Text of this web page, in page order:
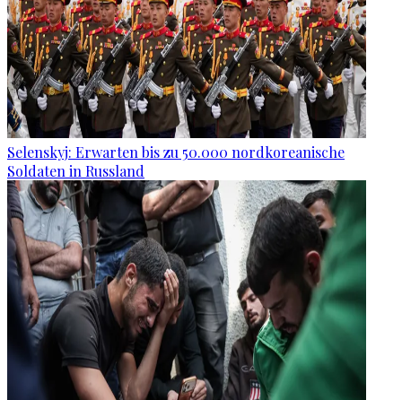
Selenskyj: Erwarten bis zu 50.000 nordkoreanische
Soldaten in Russland